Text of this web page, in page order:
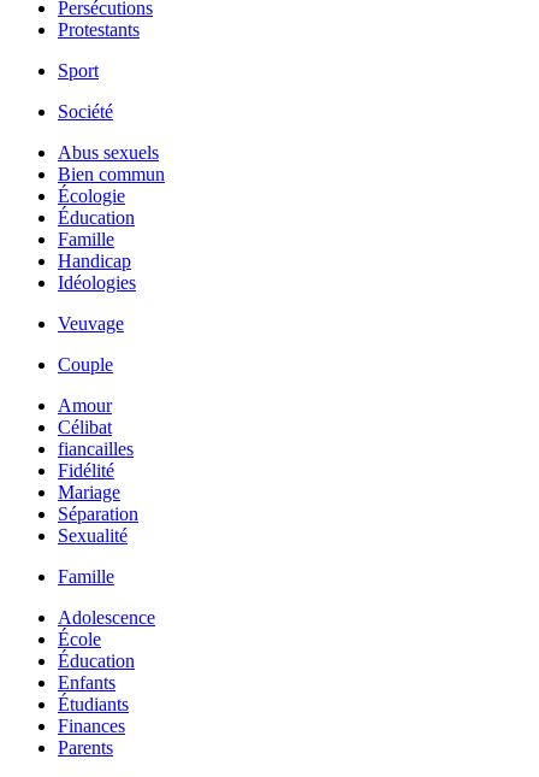
Persécutions
Protestants
Sport
Société
Abus sexuels
Bien commun
Écologie
Éducation
Famille
Handicap
Idéologies
Veuvage
Couple
Amour
Célibat
fiancailles
Fidélité
Mariage
Séparation
Sexualité
Famille
Adolescence
École
Éducation
Enfants
Étudiants
Finances
Parents